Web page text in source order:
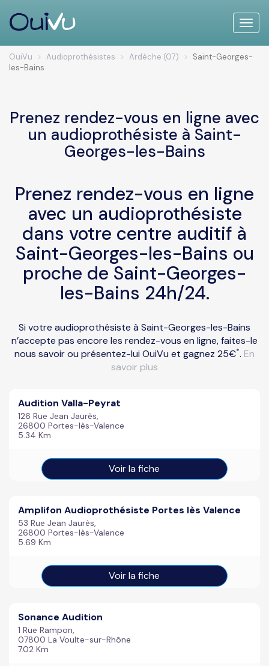
Toggle
OuiVu Audioprothésistes Ardèche (07)
Saint-Georges-
les-Bains
Prenez rendez-vous en ligne avec
un audioprothésiste à Saint-
Georges-les-Bains
Prenez rendez-vous en ligne
avec un audioprothésiste
dans votre centre auditif à
Saint-Georges-les-Bains ou
proche de Saint-Georges-
les-Bains 24h/24.
Si votre audioprothésiste à Saint-Georges-les-Bains
n’accepte pas encore les rendez-vous en ligne, faites-le
nous savoir ou présentez-lui OuiVu et gagnez 25€*. En
savoir plus
Audition Valla-Peyrat
126 Rue Jean Jaurès,
26800 Portes-lès-Valence
5.34 Km
Voir la fiche
Amplifon Audioprothésiste Portes lès Valence
53 Rue Jean Jaurès,
26800 Portes-lès-Valence
5.69 Km
Voir la fiche
Sonance Audition
1 Rue Rampon,
07800 La Voulte-sur-Rhône
7.02 Km